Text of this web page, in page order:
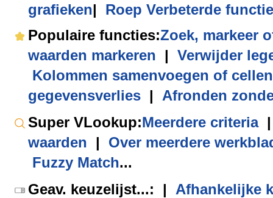
grafieken|
Roep Verbeterde
Populaire functies:Zoek, markeer
waarden markeren | Verwijder
Kolommen samenvoegen of
gegevensverlies |
Afronden
Super VLookup:Meerdere criteria |
waarden |
Over meerdere
Fuzzy Match...
Geav. keuzelijst...: |
Afhankelijke